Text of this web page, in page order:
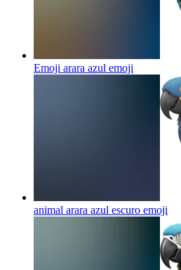
Emoji arara azul emoji
animal arara azul escuro emoji